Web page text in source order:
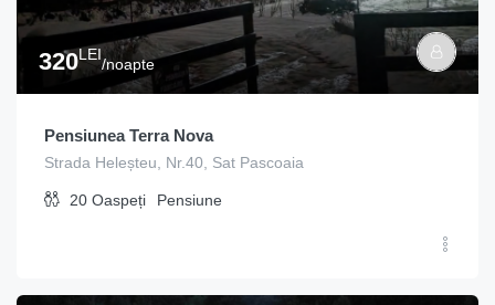
320LEI
/noapte
Pensiunea Terra Nova
Strada Heleșteu, Nr.40, Sat Pascoaia
20 Oaspeți Pensiune